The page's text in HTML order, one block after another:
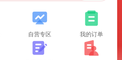
自营专区 我的订单